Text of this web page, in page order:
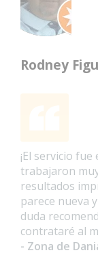
Rodney
¡El servicio
trabajaron
resultados
parece nueva
duda
contrataré al
- Zona de